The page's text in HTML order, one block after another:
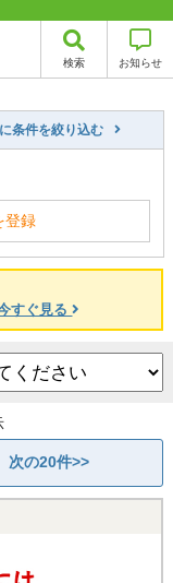
検索 お知らせ
条件を絞り込む
登録
すぐ見る
次の20件>>